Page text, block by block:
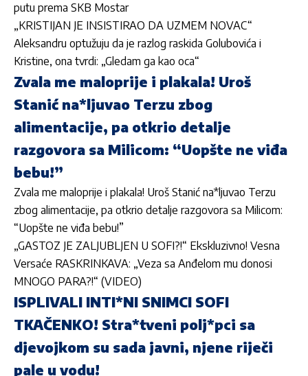
putu prema SKB Mostar
„KRISTIJAN JE INSISTIRAO DA UZMEM NOVAC“
Aleksandru optužuju da je razlog raskida Golubovića i
Kristine, ona tvrdi: „Gledam ga kao oca“
Zvala me maloprije i plakala! Uroš
Stanić na*ljuvao Terzu zbog
alimentacije, pa otkrio detalje
razgovora sa Milicom: “Uopšte ne viđa
bebu!”
Zvala me maloprije i plakala! Uroš Stanić na*ljuvao Terzu
zbog alimentacije, pa otkrio detalje razgovora sa Milicom:
“Uopšte ne viđa bebu!”
„GASTOZ JE ZALJUBLJEN U SOFI?!“ Ekskluzivno! Vesna
Versaće RASKRINKAVA: „Veza sa Anđelom mu donosi
MNOGO PARA?!“ (VIDEO)
ISPLIVALI INTI*NI SNIMCI SOFI
TKAČENKO! Stra*tveni polj*pci sa
djevojkom su sada javni, njene riječi
pale u vodu!